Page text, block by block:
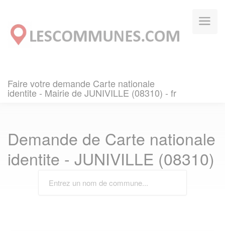
Faire votre demande Carte nationale
identite - Mairie de JUNIVILLE (08310) - fr
Demande de Carte nationale
identite - JUNIVILLE (08310)